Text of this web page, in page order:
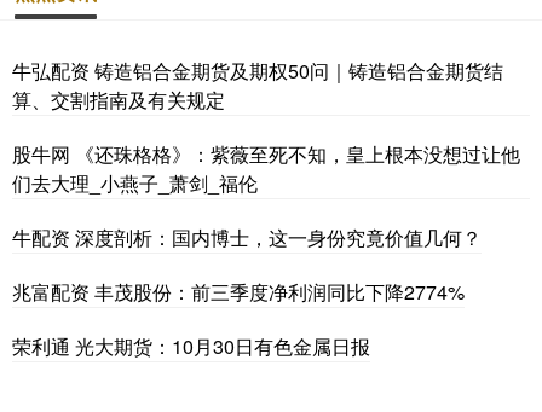
牛弘配资 铸造铝合金期货及期权50问｜铸造铝合金期货结
算、交割指南及有关规定
股牛网 《还珠格格》：紫薇至死不知，皇上根本没想过让他
们去大理_小燕子_萧剑_福伦
牛配资 深度剖析：国内博士，这一身份究竟价值几何？
兆富配资 丰茂股份：前三季度净利润同比下降2774%
荣利通 光大期货：10月30日有色金属日报